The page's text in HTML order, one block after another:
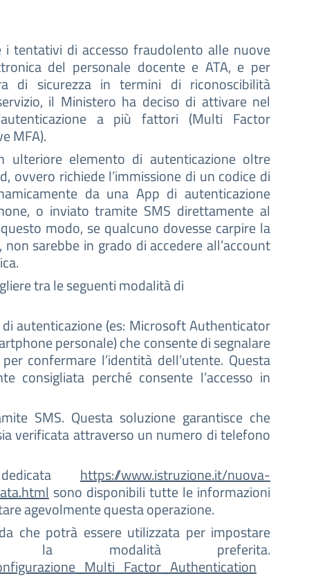
tentativi di accesso fraudolento alle nuove
del personale docente e ATA, e per
di sicurezza in termini di riconoscibilità
il Ministero ha deciso di attivare nel
a più fattori (Multi Factor
MFA).
ulteriore elemento di autenticazione oltre
ovvero richiede l’immissione di un codice di
da una App di autenticazione
o inviato tramite SMS direttamente al
modo, se qualcuno dovesse carpire la
sarebbe in grado di accedere all’account
tra le seguenti modalità di
autenticazione (es: Microsoft Authenticator
personale) che consente di segnalare
confermare l’identità dell’utente. Questa
consigliata perché consente l’accesso in
SMS. Questa soluzione garantisce che
verificata attraverso un numero di telefono
https://www.istruzione.it/nuova-
sono disponibili tutte le informazioni
agevolmente questa operazione.
che potrà essere utilizzata per impostare
la modalità preferita.